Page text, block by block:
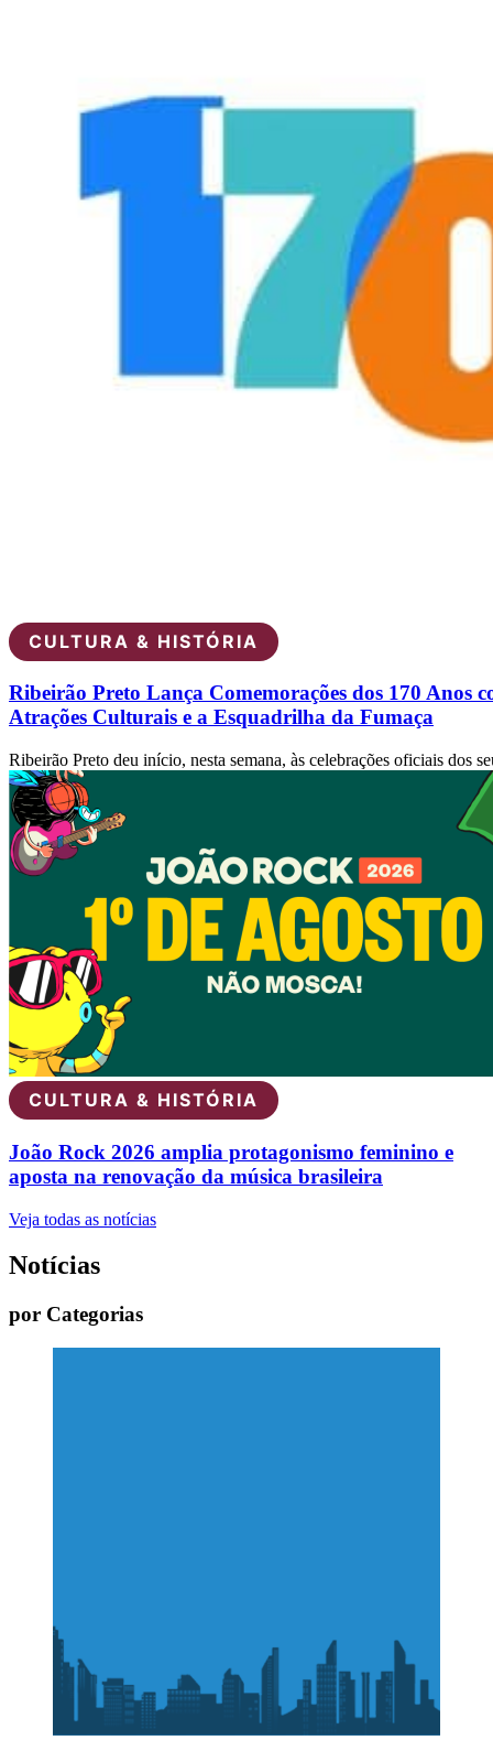
CULTURA & HISTÓRIA
Ribeirão Preto Lança Comemorações dos 170 Anos
Atrações Culturais e a Esquadrilha da Fumaça
Ribeirão Preto deu início, nesta semana, às celebrações oficiais dos
CULTURA & HISTÓRIA
João Rock 2026 amplia protagonismo feminino e
aposta na renovação da música brasileira
Veja todas as notícias
Notícias
por Categorias